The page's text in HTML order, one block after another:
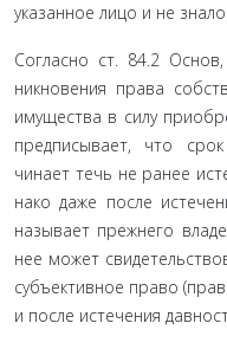
указанное лицо и не
Согласно ст. 84.2
никновения права
имущества в силу
предписывает, что
чинает течь не ранее
нако даже после
называет прежнего
нее может
субъективное право
и после истечения